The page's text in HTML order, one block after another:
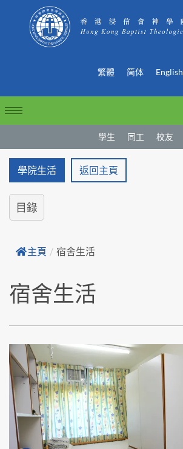
繁體 简体 English
學生 同工 校友
學院生活 返回主頁
目錄
主頁 / 宿舍生活
宿舍生活